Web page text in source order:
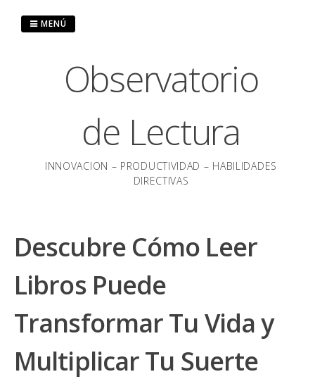
Observatorio
de Lectura
INNOVACION – PRODUCTIVIDAD – HABILIDADES
DIRECTIVAS
MENÚ
Descubre Cómo Leer
Libros Puede
Transformar Tu Vida y
Multiplicar Tu Suerte